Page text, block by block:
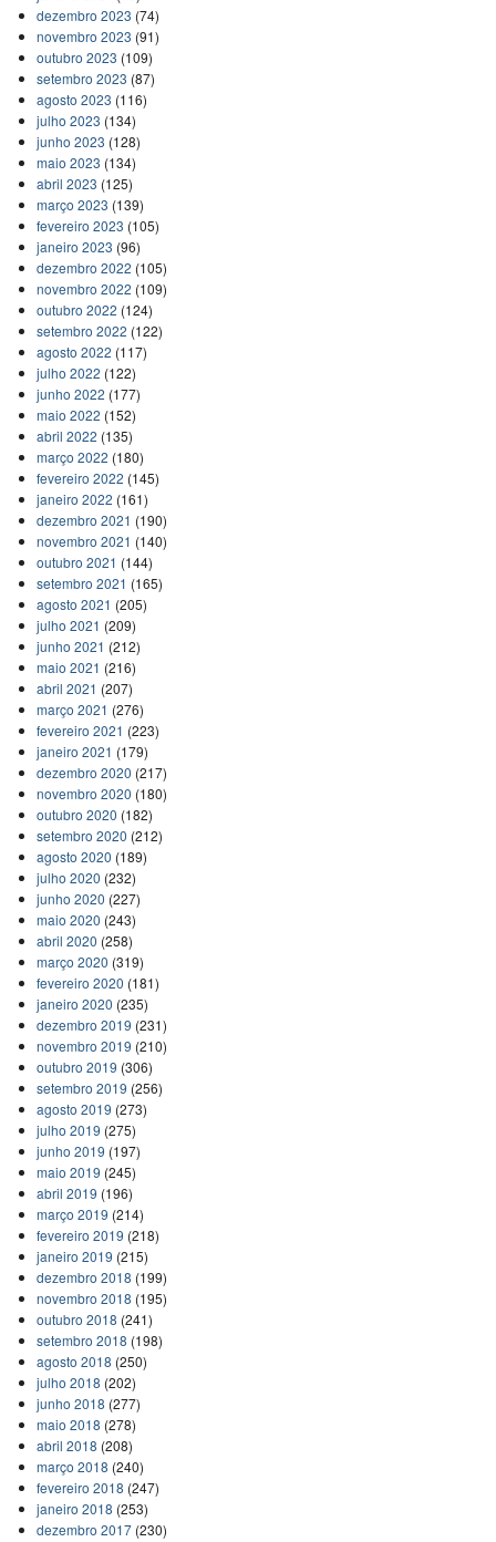
dezembro 2023 (74)
novembro 2023 (91)
outubro 2023 (109)
setembro 2023 (87)
agosto 2023 (116)
julho 2023 (134)
junho 2023 (128)
maio 2023 (134)
abril 2023 (125)
março 2023 (139)
fevereiro 2023 (105)
janeiro 2023 (96)
dezembro 2022 (105)
novembro 2022 (109)
outubro 2022 (124)
setembro 2022 (122)
agosto 2022 (117)
julho 2022 (122)
junho 2022 (177)
maio 2022 (152)
abril 2022 (135)
março 2022 (180)
fevereiro 2022 (145)
janeiro 2022 (161)
dezembro 2021 (190)
novembro 2021 (140)
outubro 2021 (144)
setembro 2021 (165)
agosto 2021 (205)
julho 2021 (209)
junho 2021 (212)
maio 2021 (216)
abril 2021 (207)
março 2021 (276)
fevereiro 2021 (223)
janeiro 2021 (179)
dezembro 2020 (217)
novembro 2020 (180)
outubro 2020 (182)
setembro 2020 (212)
agosto 2020 (189)
julho 2020 (232)
junho 2020 (227)
maio 2020 (243)
abril 2020 (258)
março 2020 (319)
fevereiro 2020 (181)
janeiro 2020 (235)
dezembro 2019 (231)
novembro 2019 (210)
outubro 2019 (306)
setembro 2019 (256)
agosto 2019 (273)
julho 2019 (275)
junho 2019 (197)
maio 2019 (245)
abril 2019 (196)
março 2019 (214)
fevereiro 2019 (218)
janeiro 2019 (215)
dezembro 2018 (199)
novembro 2018 (195)
outubro 2018 (241)
setembro 2018 (198)
agosto 2018 (250)
julho 2018 (202)
junho 2018 (277)
maio 2018 (278)
abril 2018 (208)
março 2018 (240)
fevereiro 2018 (247)
janeiro 2018 (253)
dezembro 2017(230)